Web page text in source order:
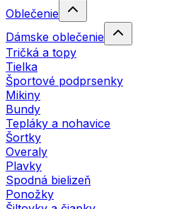
Oblečenie
Dámske oblečenie
Tričká a topy
Tielka
Športové podprsenky
Mikiny
Bundy
Tepláky a nohavice
Šortky
Overaly
Plavky
Spodná bielizeň
Ponožky